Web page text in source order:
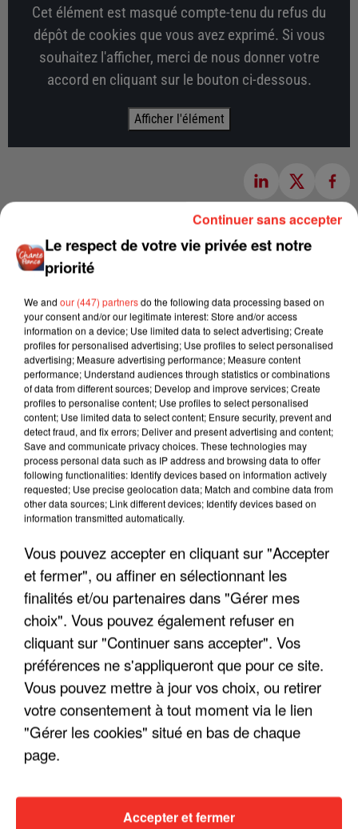
Cet élément est masqué compte-tenu du refus du
dépôt de cookies que vous avez exprimé. Si vous
souhaitez l'afficher, merci de nous donner votre
accord en cliquant sur le bouton ci-dessous.
Afficher l'élément
11h34
11h34
Le respect de votre vie privée est notre
priorité
We and our (447) partnersdo the following data processing based on
your consent and/or our legitimate interest: Store and/or access
information on a device; Use limited data to select advertising; Create
profiles for personalised advertising; Use profiles to select personalised
advertising; Measure advertising performance; Measure content
performance; Understand audiences through statistics or combinations
of data from different sources; Develop and improve services; Create
profiles to personalise content; Use profiles to select personalised
content; Use limited data to select content; Ensure security, prevent and
detect fraud, and fix errors; Deliver and present advertising and content;
Save and communicate privacy choices. These technologies may
process personal data such as IP address and browsing data to offer
following functionalities: Identify devices based on information actively
requested; Use precise geolocation data; Match and combine data from
other data sources; Link different devices; Identify devices based on
information transmitted automatically.
Vous pouvez accepter en cliquant sur "Accepter
et fermer", ou affiner en sélectionnant les
finalités et/ou partenaires dans "Gérer mes
choix". Vous pouvez également refuser en
cliquant sur "Continuer sans accepter". Vos
préférences ne s'appliqueront que pour ce site.
Vous pouvez mettre à jour vos choix, ou retirer
votre consentement à tout moment via le lien
"Gérer les cookies" situé en bas de chaque
page.
Accepter et fermer
Continuer sans accepter